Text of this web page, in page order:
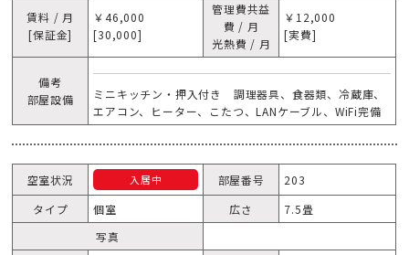
賃料 / 月
[保証金]
￥46,000
[30,000]
管理費共益
費 / 月
光熱費 / 月
￥12,000
[実費]
備考
部屋設備
ミニキッチン・押入付き 調理器具、食器類、冷蔵庫、
エアコン、ヒーター、こたつ、LANケーブル、WiFi完備
空室状況 入居中 部屋番号
203
タイプ
個室 広さ
7.5畳
写真